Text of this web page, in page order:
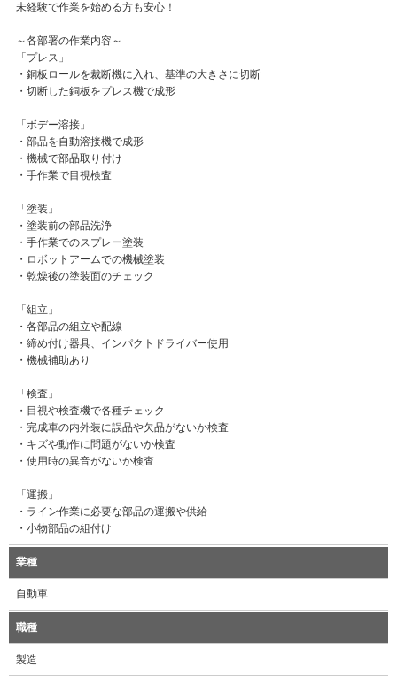
未経験で作業を始める方も安心！
～各部署の作業内容～
「プレス」
・銅板ロールを裁断機に入れ、基準の大きさに切断
・切断した銅板をプレス機で成形
「ボデー溶接」
・部品を自動溶接機で成形
・機械で部品取り付け
・手作業で目視検査
「塗装」
・塗装前の部品洗浄
・手作業でのスプレー塗装
・ロボットアームでの機械塗装
・乾燥後の塗装面のチェック
「組立」
・各部品の組立や配線
・締め付け器具、インパクトドライバー使用
・機械補助あり
「検査」
・目視や検査機で各種チェック
・完成車の内外装に誤品や欠品がないか検査
・キズや動作に問題がないか検査
・使用時の異音がないか検査
「運搬」
・ライン作業に必要な部品の運搬や供給
・小物部品の組付け
業種
自動車
職種
製造